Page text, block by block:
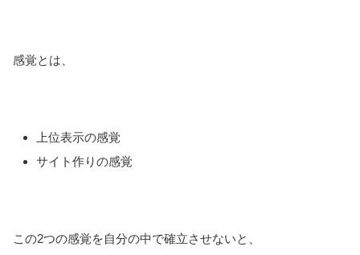
感覚とは、
上位表示の感覚
サイト作りの感覚
この2つの感覚を自分の中で確立させないと、